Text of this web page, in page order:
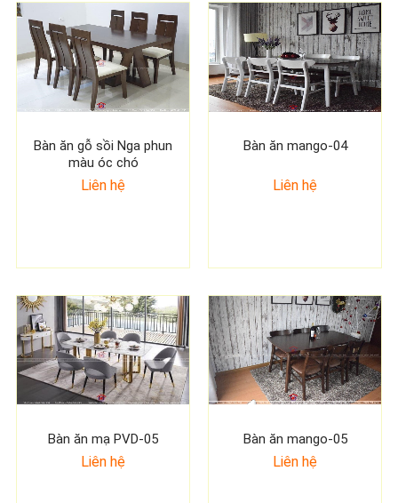
Bàn ăn gỗ sồi Nga phun
màu óc chó
Liên hệ
Bàn ăn mango-04
Liên hệ
Bàn ăn mạ PVD-05
Liên hệ
Bàn ăn mango-05
Liên hệ